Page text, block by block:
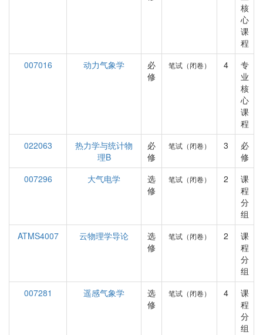
核
心
课
程
007016
动力气象学
必
修
笔试（闭卷） 4
专
业
核
心
课
程
022063
热力学与统计物
理B
必
修
笔试（闭卷） 3
必
修
007296
大气电学
选
修
笔试（闭卷） 2
课
程
分
组
ATMS4007
云物理学导论
选
修
笔试（闭卷） 2
课
程
分
组
007281
遥感气象学
选
修
笔试（闭卷） 4
课
程
分
组